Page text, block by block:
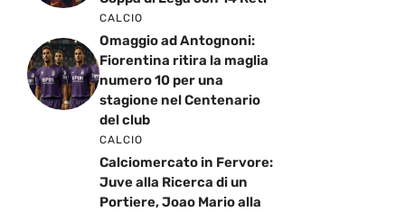
CALCIO
Omaggio ad Antognoni:
Fiorentina ritira la maglia
numero 10 per una
stagione nel Centenario
del club
CALCIO
Calciomercato in Fervore:
Juve alla Ricerca di un
Portiere, Joao Mario alla